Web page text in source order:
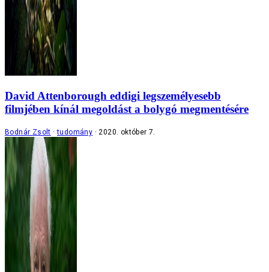
David Attenborough eddigi legszemélyesebb
filmjében kínál megoldást a bolygó megmentésére
Bodnár Zsolt tudomány 2020. október 7.